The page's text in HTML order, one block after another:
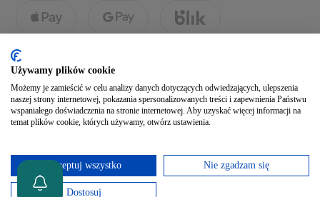
Social media
Zobacz naszego Facebooka
Używamy plików cookie
Możemy je zamieścić w celu analizy danych dotyczących odwiedzających, ulepszenia
naszej strony internetowej, pokazania spersonalizowanych treści i zapewnienia Państwu
wspaniałego doświadczenia na stronie internetowej. Aby uzyskać więcej informacji na
temat plików cookie, których używamy, otwórz ustawienia.
Akceptuj wszystko Nie zgadzam się
Dostosuj